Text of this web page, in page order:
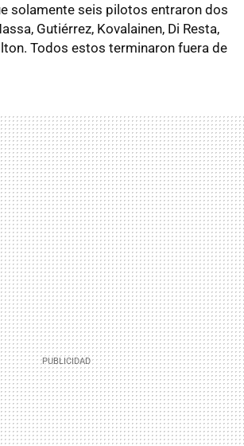
solamente seis pilotos entraron dos
Gutiérrez, Kovalainen, Di Resta,
Todos estos terminaron fuera de